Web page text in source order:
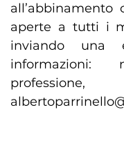
all’abbinamento
aperte a tutti i
inviando una
informazioni: